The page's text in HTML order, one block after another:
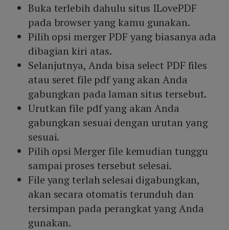
Buka terlebih dahulu situs ILovePDF
pada browser yang kamu gunakan.
Pilih opsi merger PDF yang biasanya ada
dibagian kiri atas.
Selanjutnya, Anda bisa select PDF files
atau seret file pdf yang akan Anda
gabungkan pada laman situs tersebut.
Urutkan file pdf yang akan Anda
gabungkan sesuai dengan urutan yang
sesuai.
Pilih opsi Merger file kemudian tunggu
sampai proses tersebut selesai.
File yang terlah selesai digabungkan,
akan secara otomatis terunduh dan
tersimpan pada perangkat yang Anda
gunakan.